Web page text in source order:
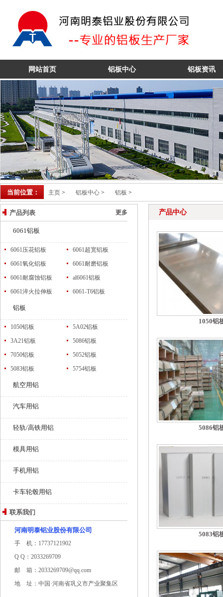
网站首页 铝板中心 铝板资讯
当前位置： 主页 > 铝板中心 > 铝板 >
更多
产品列表
6061铝板
6061压花铝板
6061超宽铝板
6061氧化铝板
6061耐磨铝板
6061耐腐蚀铝板
al6061铝板
6061淬火拉伸板
6061-T6铝板
铝板
1050铝板
5A02铝板
3A21铝板
5086铝板
7050铝板
5052铝板
5083铝板
5754铝板
航空用铝
汽车用铝
轻轨/高铁用铝
模具用铝
手机用铝
卡车轮毂用铝
联系我们
河南明泰铝业股份有限公司
手 机：17737121902
Q Q：2033269709
邮 箱：2033269709@qq.com
地 址：中国·河南省巩义市产业聚集区
产品中心
1050铝
5086铝
5083铝